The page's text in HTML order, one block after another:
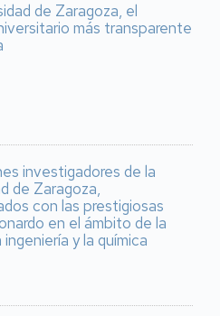
de Zaragoza, el
más transparente
investigadores de la
de Zaragoza,
con las prestigiosas
en el ámbito de la
y la química